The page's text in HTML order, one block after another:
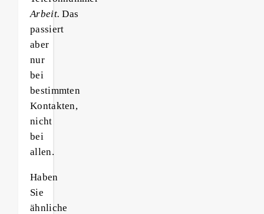
Arbeit.Das
passiert
aber
nur
bei
bestimmten
Kontakten,
nicht
bei
allen.
Haben
Sie
ähnliche